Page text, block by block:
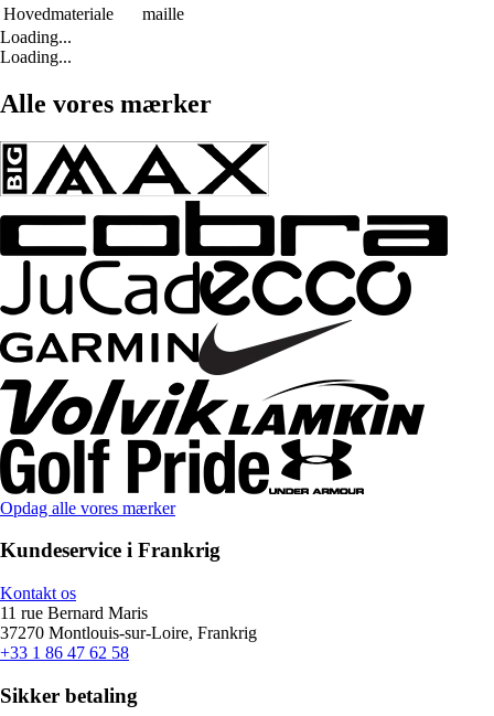
Hovedmateriale
maille
Loading...
Loading...
Alle vores mærker
Opdag alle vores mærker
Kundeservice i Frankrig
Kontakt os
11 rue Bernard Maris
37270 Montlouis-sur-Loire, Frankrig
+33 1 86 47 62 58
Sikker betaling